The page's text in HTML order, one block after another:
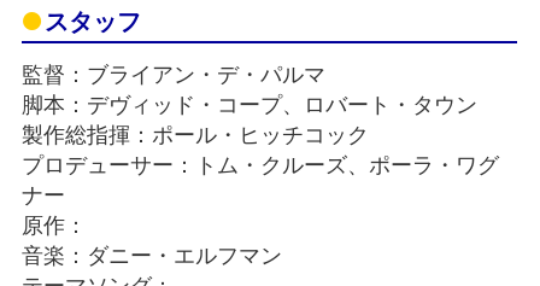
スタッフ
監督：ブライアン・デ・パルマ
脚本：デヴィッド・コープ、ロバート・タウン
製作総指揮：ポール・ヒッチコック
プロデューサー：トム・クルーズ、ポーラ・ワグ
ナー
原作：
音楽：ダニー・エルフマン